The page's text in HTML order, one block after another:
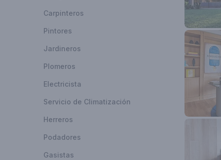
Carpinteros
Pintores
Jardineros
Plomeros
Electricista
Servicio de Climatización
Herreros
Podadores
Gasistas